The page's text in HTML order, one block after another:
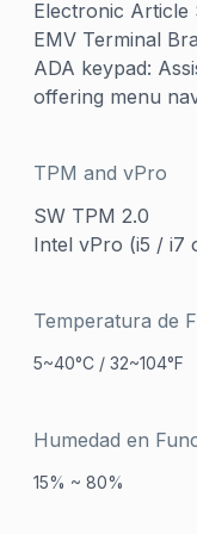
Electronic Article
EMV Terminal
ADA keypad:
offering menu
TPM and vPro
SW TPM 2.0
Intel vPro (i5 / i7
Temperatura de
5~40°C / 32~104°F
Humedad en
15% ~ 80%